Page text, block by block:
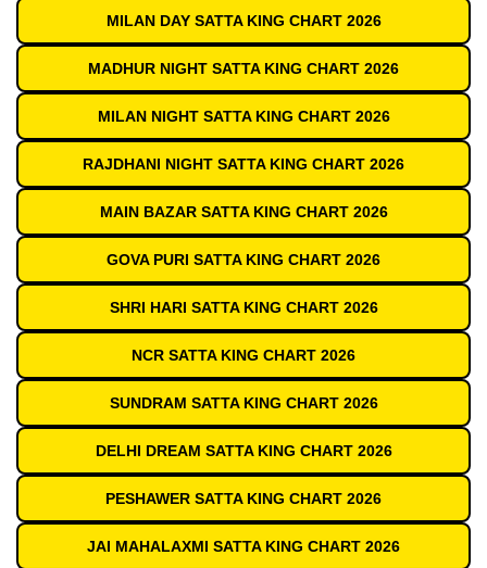
MILAN DAY SATTA KING CHART 2026
MADHUR NIGHT SATTA KING CHART 2026
MILAN NIGHT SATTA KING CHART 2026
RAJDHANI NIGHT SATTA KING CHART 2026
MAIN BAZAR SATTA KING CHART 2026
GOVA PURI SATTA KING CHART 2026
SHRI HARI SATTA KING CHART 2026
NCR SATTA KING CHART 2026
SUNDRAM SATTA KING CHART 2026
DELHI DREAM SATTA KING CHART 2026
PESHAWER SATTA KING CHART 2026
JAI MAHALAXMI SATTA KING CHART 2026